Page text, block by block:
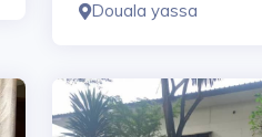
Douala yassa